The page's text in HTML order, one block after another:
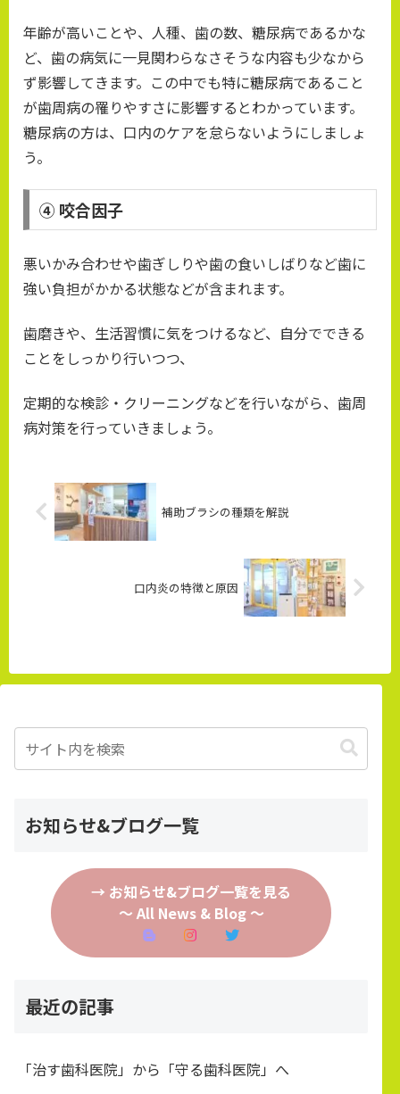
年齢が高いことや、人種、歯の数、糖尿病であるかな
ど、歯の病気に一見関わらなさそうな内容も少なから
ず影響してきます。この中でも特に糖尿病であること
が歯周病の罹りやすさに影響するとわかっています。
糖尿病の方は、口内のケアを怠らないようにしましょ
う。
④ 咬合因子
悪いかみ合わせや歯ぎしりや歯の食いしばりなど歯に
強い負担がかかる状態などが含まれます。
歯磨きや、生活習慣に気をつけるなど、自分でできる
ことをしっかり行いつつ、
定期的な検診・クリーニングなどを行いながら、歯周
病対策を行っていきましょう。
補助ブラシの種類を解説
口内炎の特徴と原因
お知らせ&ブログ一覧
→ お知らせ&ブログ一覧を見る
～ All News & Blog ～
最近の記事
「治す歯科医院」から「守る歯科医院」へ